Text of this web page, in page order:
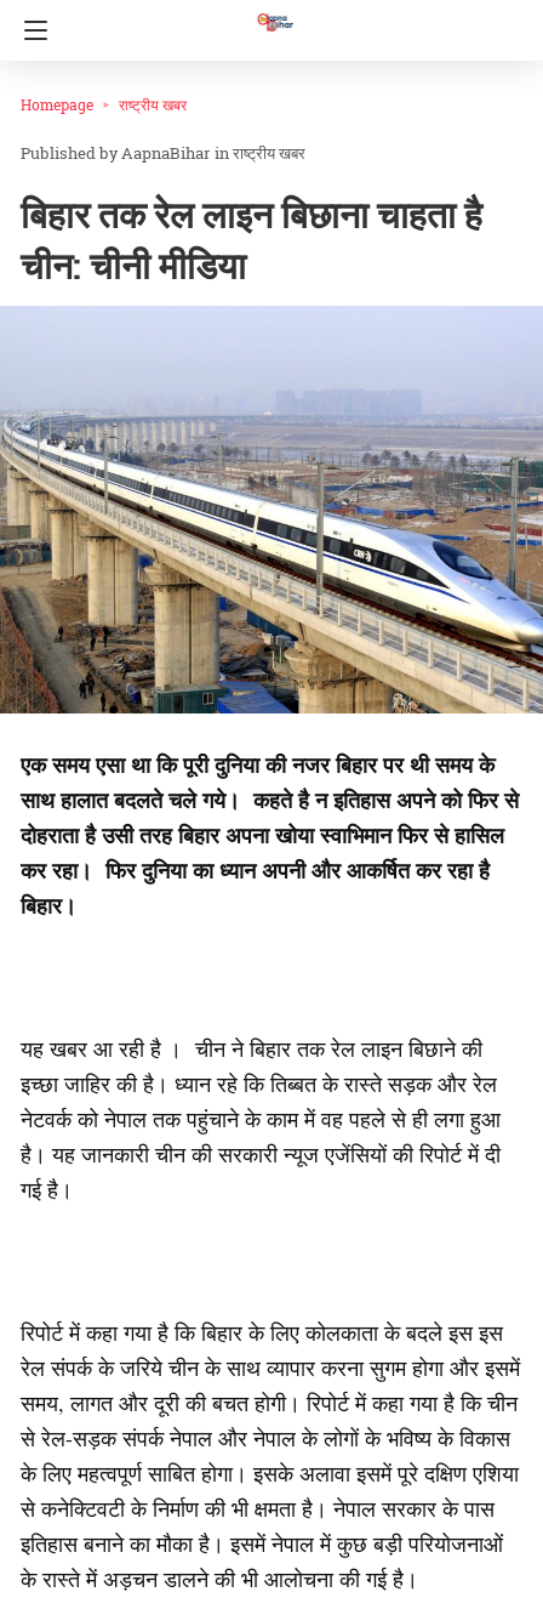
Homepage राष्ट्रीय खबर
AapnaBihar inराष्ट्रीय खबर
बिहार तक रेल लाइन बिछाना चाहता है
चीन: चीनी मीडिया
एक समय एसा था कि पूरी दुनिया की नजर बिहार पर थी समय के
साथ हालात बदलते चले गये। कहते है न इतिहास अपने को फिर से
दोहराता है उसी तरह बिहार अपना खोया स्वाभिमान फिर से हासिल
कर रहा। फिर दुनिया का ध्यान अपनी और आकर्षित कर रहा है
बिहार।
यह खबर आ रही है । चीन ने बिहार तक रेल लाइन बिछाने की
इच्छा जाहिर की है। ध्यान रहे कि तिब्बत के रास्ते सड़क और रेल
नेटवर्क को नेपाल तक पहुंचाने के काम में वह पहले से ही लगा हुआ
है। यह जानकारी चीन की सरकारी न्यूज एजेंसियों की रिपोर्ट में दी
गई है।
रिपोर्ट में कहा गया है कि बिहार के लिए कोलकाता के बदले इस इस
रेल संपर्क के जरिये चीन के साथ व्यापार करना सुगम होगा और इसमें
समय, लागत और दूरी की बचत होगी। रिपोर्ट में कहा गया है कि चीन
से रेल-सड़क संपर्क नेपाल और नेपाल के लोगों के भविष्य के विकास
के लिए महत्वपूर्ण साबित होगा। इसके अलावा इसमें पूरे दक्षिण एशिया
से कनेक्टिवटी के निर्माण की भी क्षमता है। नेपाल सरकार के पास
इतिहास बनाने का मौका है। इसमें नेपाल में कुछ बड़ी परियोजनाओं
के रास्ते में अड़चन डालने की भी आलोचना की गई है।